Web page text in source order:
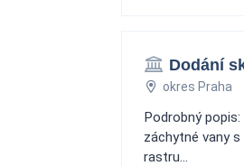
Dodání
okres Praha
Podrobný
záchytné vany
rastru...